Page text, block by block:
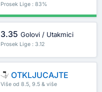
Prosek Lige : 83%
3.35 Golovi / Utakmici
Prosek Lige : 3.12
OTKLJUCAJTE
Više od 8.5, 9.5 & više